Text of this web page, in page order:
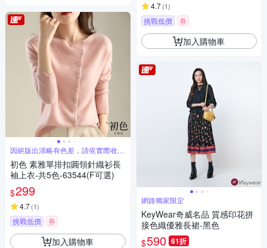
因絕版出清略有色差，請依實際收到
商品為主
初色 素雅單排扣圓領針織衫長
袖上衣-共5色-63544(F可選)
$299
4.7(1)
挑戰低價 券
加入購物車
4.7(1)
挑戰低價 券
加入購物車
網路獨家限定
KeyWear奇威名品 質感印花拼
接色織優雅長裙-黑色
$590 61折